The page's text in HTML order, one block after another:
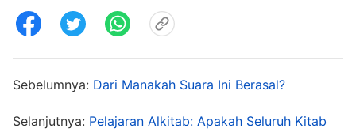
melakukannya, bahkan belum satu kali pun.
sering berdoa kepada Tuhan, mengakui dosaku
dan bertobat. Aku bertekad untuk berubah.
Sebelumnya: Dari Manakah Suara Ini Berasal?
Selanjutnya: Pelajaran Alkitab: Apakah Seluruh Kitab